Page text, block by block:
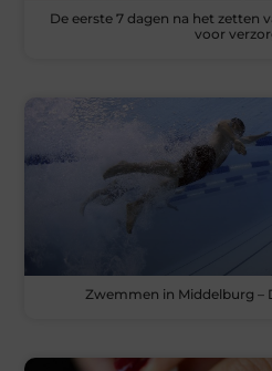
De eerste 7 dagen na het zetten
voor
Zwemmen in Middelburg –